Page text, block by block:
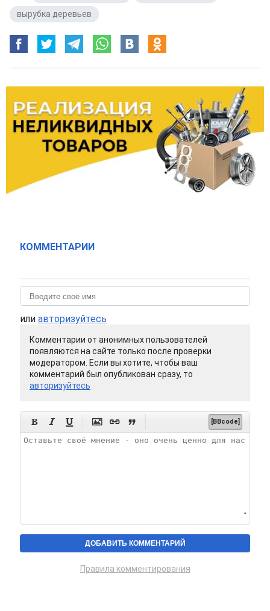
вырубка деревьев
КОММЕНТАРИИ
или авторизуйтесь
Комментарии от анонимных пользователей
появляются на сайте только после проверки
модератором. Если вы хотите, чтобы ваш
комментарий был опубликован сразу, то
авторизуйтесь
      [BBcode]
Правила комментирования